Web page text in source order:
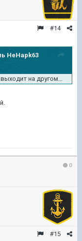
#14
HeHapk63
на другом...
0
#15